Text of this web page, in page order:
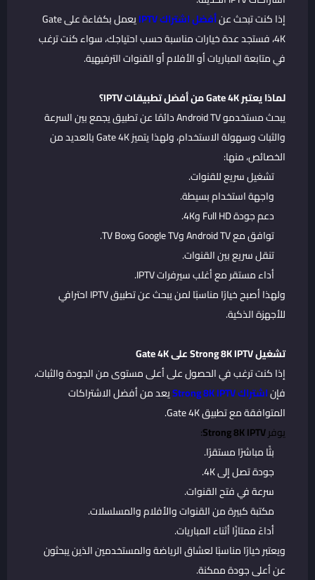
إذا كنت تبحث عنأفضل اشتراك IPTV
يعمل بكفاءة على Gate
4K، فستجد عدة خيارات مناسبة حسب احتياجك، سواء كنت ترغب
في متابعة المباريات أو الأفلام أو القنوات الترفيهية.
لماذا يعتبر Gate 4K من أفضل تطبيقات IPTV؟
يبحث مستخدمو Android TV دائمًا عن تطبيق يجمع بين السرعة
والثبات وسهولة الاستخدام، ولهذا يتميز Gate 4K بالعديد من
الخصائص، منها:
تشغيل سريع للقنوات.
واجهة استخدام بسيطة.
دعم جودة Full HD و4K.
توافق مع Android TV وGoogle TV وTV Box.
تنقل سريع بين القنوات.
أداء مستقر مع أغلب سيرفرات IPTV.
ولهذا أصبح خيارًا مناسبًا لمن يبحث عن تطبيق IPTV احترافي
للأجهزة الذكية.
تشغيل Strong 8K IPTV على Gate 4K
إذا كنت ترغب في الحصول على أعلى مستوى من الجودة والثبات،
فإناشتراك Strong 8K IPTV
يعد من أفضل الاشتراكات
المتوافقة مع تطبيق Gate 4K.
يوفرStrong 8K IPTV
:
بثًا مباشرًا مستقرًا.
جودة تصل إلى 4K.
سرعة في فتح القنوات.
مكتبة كبيرة من القنوات والأفلام والمسلسلات.
أداءً ممتازًا أثناء المباريات.
ويعتبر خيارًا مناسبًا لعشاق الرياضة والمستخدمين الذين يبحثون
عن أعلى جودة ممكنة.